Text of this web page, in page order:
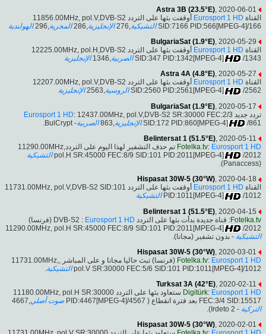
Astra 3B (23.5°E), 2020-06-01
القناة Eurosport 1 HD
أوقفت بثها على التردد 11856.00MHz, pol.V,DVB-S2
SID:7166 PID:566[MPEG-4]/166 التشيكية,276 الإنجليزية,286 المجرية,296
الهولندية
BulgariaSat (1.9°E), 2020-05-29
القناة Eurosport 1 HD
أوقفت بثها على التردد 12225.00MHz, pol.H,DVB-S2
SID:347 PID:1342[MPEG-4]
/1343 الصربية,1346
الإنجليزية
Astra 4A (4.8°E), 2020-05-27
القناة Eurosport 1 HD
أوقفت بثها على التردد 12207.00MHz, pol.V,DVB-S2
SID:2560 PID:2561[MPEG-4]
/2562 الروسية,2563
الإنجليزية
BulgariaSat (1.9°E) , 2020-05-17
تردد جديد
Eurosport 1 HD: 12437.00MHz, pol.V,DVB-S2 SR:30000 FEC:2/3
SID:172 PID:860[MPEG-4]
/861 الإنجليزية الصربية- BulCrypt.
Belintersat 1 (51.5°E), 2020-05-11
Fotelka.tv: Eurosport 1 HD
تم حذف التشفير لهذا اليوم على التردد11290.00MHz,
pol.H SR:45000 FEC:8/9 SID:101 PID:2011[MPEG-4]
/2012
التشيكية
(Panaccess).
Hispasat 30W-5 (30°W), 2020-04-18
القناة Eurosport 1 HD
أوقفت بثها على التردد 11731.00MHz, pol.V,DVB-S2 SID:101
PID:1011[MPEG-4]
/1012
التشيكية
Belintersat 1 (51.5°E) , 2020-04-15
Fotelka.tv: قناة جديدة بدأت بثها على التردد DVB-S2 : Eurosport 1 HD
(فرنسا)
11290.00MHz, pol.H SR:45000 FEC:8/9 SID:101 PID:2011[MPEG-4]
/2012
التشيكية - بدون تشفير (مجانا).
Hispasat 30W-5 (30°W), 2020-03-01
Fotelka.tv: Eurosport 1 HD
(فرنسا) تبث حاليا مجانا و على المباشر ,11731.00MHz,
pol.V SR:30000 FEC:5/6 SID:101 PID:1011[MPEG-4]/1012 التشيكية.
Turksat 3A (42°E), 2020-02-11
Digitürk: Eurosport 1 HD
ستعاود بثها على التردد 11180.00MHz, pol.H SR:30000
FEC:3/4 SID:15517 بعد فترة انقطاع ( PID:4467[MPEG-4]/4567
صوت أصلي,4667
التركية - Irdeto 2).
Hispasat 30W-5 (30°W), 2020-02-01